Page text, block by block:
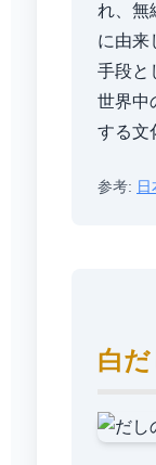
れ、無
に由来
手段と
世界中
する文
参考:
白だ